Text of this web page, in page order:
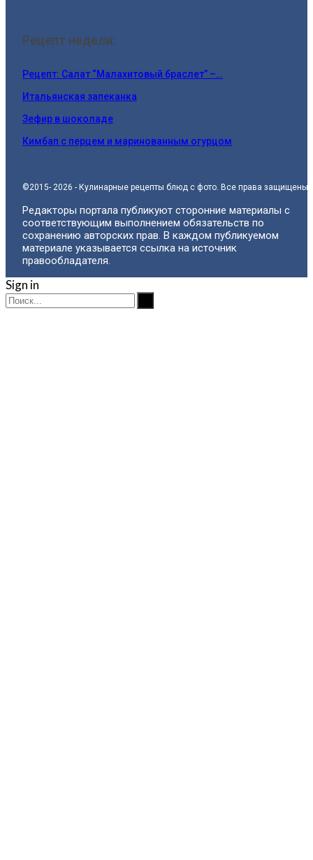
Рецепт недели:
Рецепт: Салат “Малахитовый браслет” –…
Итальянская запеканка
Зефир в шоколаде
Кимбап с перцем и маринованным огурцом
©2015- 2026 - Кулинарные рецепты блюд с фото. Все права защищены.
Редакторы портала публикуют сторонние материалы с
соответствующим выполнением обязательств по
сохранению авторских прав. В каждом публикуемом
материале указывается ссылка на источник
правообладателя.
Sign in